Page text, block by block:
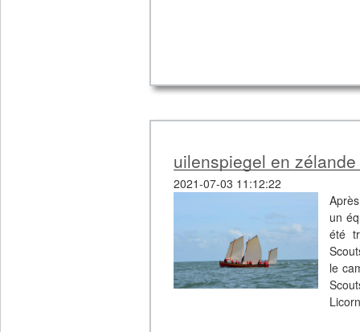
uilenspiegel en zélande
2021-07-03 11:12:22
un
été
le